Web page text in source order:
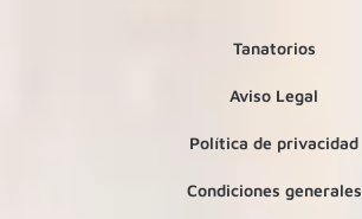
Tanatorios
Aviso Legal
Política de privacidad
Condiciones generales